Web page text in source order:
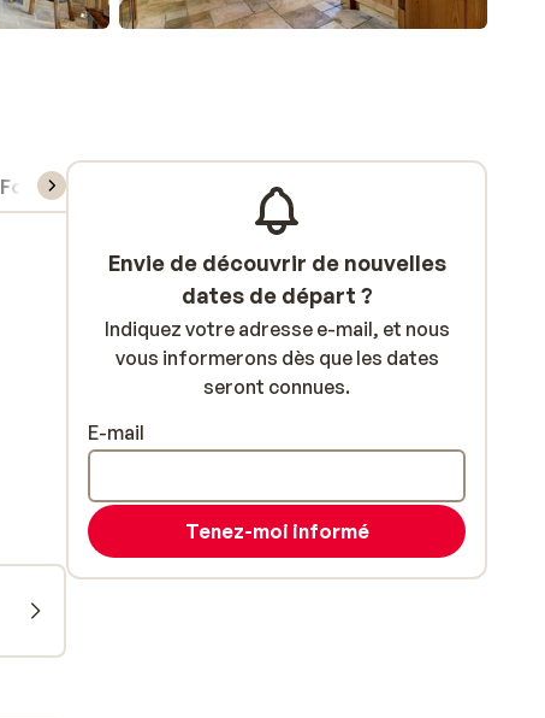
Forfait, cours et matériel de ski
Envie de découvrir de nouvelles
dates de départ ?
Indiquez votre adresse e-mail, et nous
vous informerons dès que les dates
seront connues.
E-mail
Tenez-moi informé